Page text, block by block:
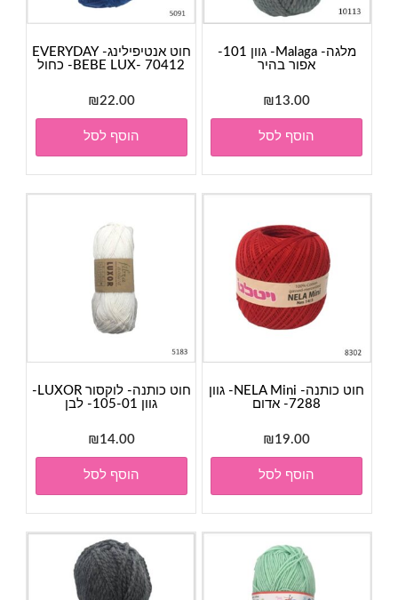
מלגה- Malaga- גוון 101-
אפור בהיר
₪13.00
הוסף לסל
חוט אנטיפילינג- EVERYDAY
BEBE LUX- 70412- כחול
₪22.00
הוסף לסל
חוט כותנה- NELA Mini- גוון
7288- אדום
₪19.00
הוסף לסל
חוט כותנה- לוקסור LUXOR-
גוון 105-01- לבן
₪14.00
הוסף לסל